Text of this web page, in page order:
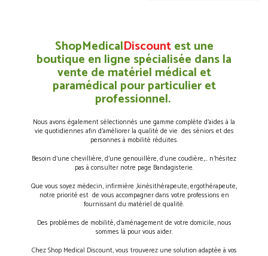
ShopMedicalDiscountest une
boutique en ligne spécialisée dans la
vente de matériel médical et
paramédical pour particulier et
professionnel.
Nous avons également sélectionnés une gamme complète d’aides à la
vie quotidiennes afin d’améliorer la qualité de vie des séniors et des
personnes à mobilité réduites.
Besoin d’une chevillière, d’une genouillère, d’une coudière,… n’hésitez
pas à consulter notre page Bandagisterie.
Que vous soyez médecin, infirmière ,kinésithérapeute, ergothérapeute,
notre priorité est de vous accompagner dans votre professions en
fournissant du matériel de qualité.
Des problèmes de mobilité, d’aménagement de votre domicile, nous
sommes là pour vous aider.
Chez Shop Medical Discount, vous trouverez une solution adaptée à vos